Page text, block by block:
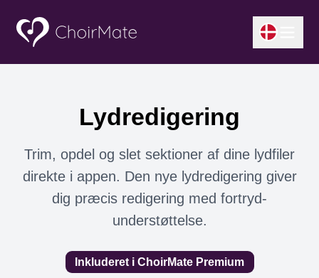
Lydredigering
Trim, opdel og slet sektioner af dine lydfiler
direkte i appen. Den nye lydredigering giver
dig præcis redigering med fortryd-
understøttelse.
Inkluderet i ChoirMate Premium